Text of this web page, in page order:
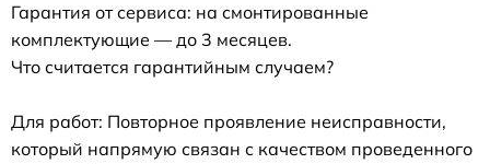
Гарантия от сервиса: на смонтированные
комплектующие — до 3 месяцев.
Что считается гарантийным случаем?
Для работ: Повторное проявление неисправности,
который напрямую связан с качеством проведенного